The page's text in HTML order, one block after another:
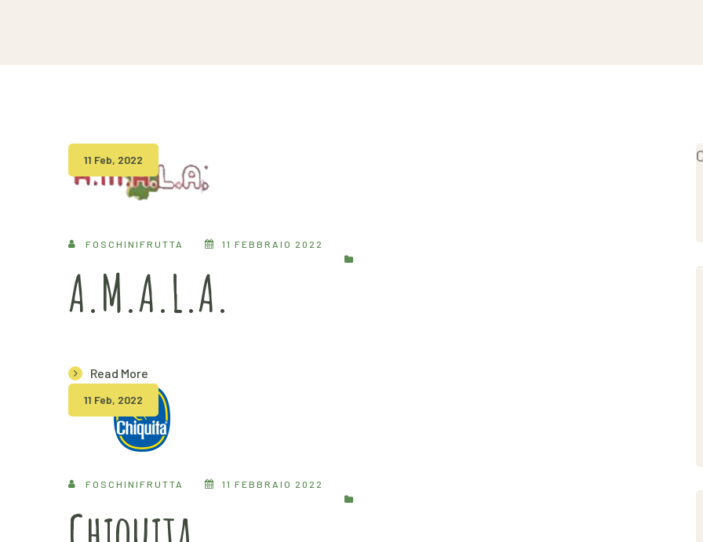
11 Feb, 2022
FOSCHINIFRUTTA 11 FEBBRAIO 2022
A.M.A.L.A.
Read More
11 Feb, 2022
FOSCHINIFRUTTA 11 FEBBRAIO 2022